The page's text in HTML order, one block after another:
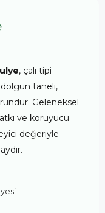
, çalı tipi
taneli,
Geleneksel
ve koruyucu
değeriyle